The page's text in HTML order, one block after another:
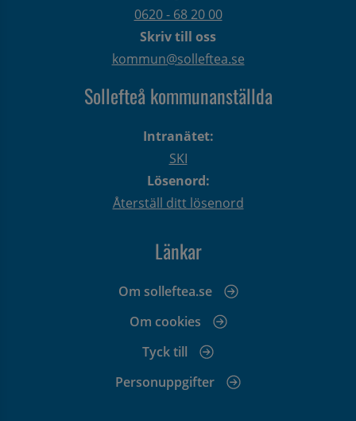
0620 - 68 20 00
Skriv till oss
kommun@solleftea.se
Sollefteå kommunanställda
Intranätet:
SKI
Lösenord:
Återställ ditt lösenord
Länkar
Om solleftea.se
Om cookies
Tyck till
Personuppgifter